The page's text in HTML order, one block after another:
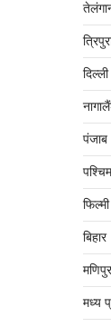
दिल्‍ली
पंजाब
बिहार
मणिपुर
मध्‍य